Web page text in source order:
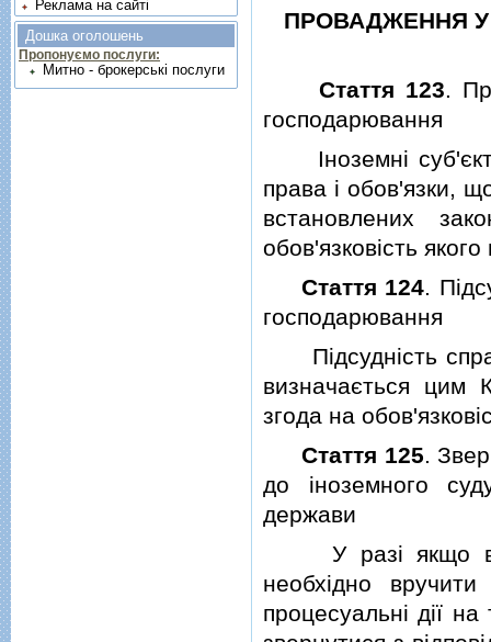
ПРОВАДЖЕННЯ
Стаття 123.
господарювання
Iноземнi
права i обов'язки,
встановлених
обов'язковiсть
Стаття 124.
господарювання
Пiдсуднiсть
визначається цим
згода на
Стаття 125.
до iноземного
держави
У разi якщо в
необхiдно
процесуальнi дiї на
Реклама на сайті
Дошка оголошень
Пропонуємо послуги:
Митно - брокерські послуги